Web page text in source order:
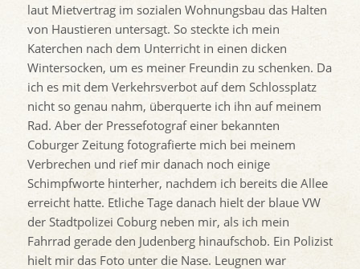
laut Mietvertrag im sozialen Wohnungsbau das Halten
von Haustieren untersagt. So steckte ich mein
Katerchen nach dem Unterricht in einen dicken
Wintersocken, um es meiner Freundin zu schenken. Da
ich es mit dem Verkehrsverbot auf dem Schlossplatz
nicht so genau nahm, überquerte ich ihn auf meinem
Rad. Aber der Pressefotograf einer bekannten
Coburger Zeitung fotografierte mich bei meinem
Verbrechen und rief mir danach noch einige
Schimpfworte hinterher, nachdem ich bereits die Allee
erreicht hatte. Etliche Tage danach hielt der blaue VW
der Stadtpolizei Coburg neben mir, als ich mein
Fahrrad gerade den Judenberg hinaufschob. Ein Polizist
hielt mir das Foto unter die Nase. Leugnen war